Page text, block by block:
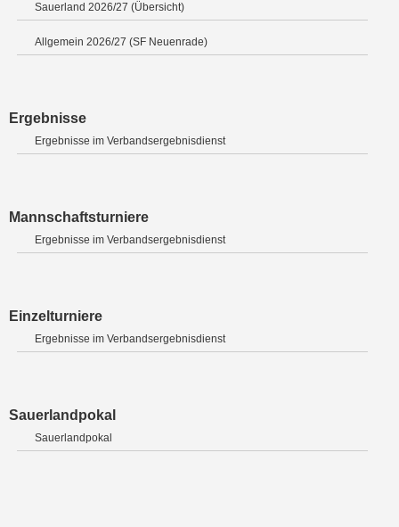
Sauerland 2026/27 (Übersicht)
Allgemein 2026/27 (SF Neuenrade)
Ergebnisse
Ergebnisse im Verbandsergebnisdienst
Mannschaftsturniere
Ergebnisse im Verbandsergebnisdienst
Einzelturniere
Ergebnisse im Verbandsergebnisdienst
Sauerlandpokal
Sauerlandpokal